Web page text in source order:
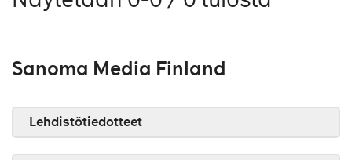
Sanoma Media Finland
Lehdistötiedotteet